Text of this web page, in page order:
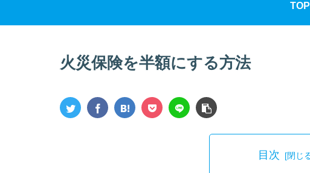
TOP
火災保険を半額にする方法
目次